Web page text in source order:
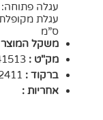
עגלה פתוחה: 69 (ר) 104 (ג) 82 (ע) ס”מ
ס”מ
משקל
מק"ט :
ברקוד :
אחריות :